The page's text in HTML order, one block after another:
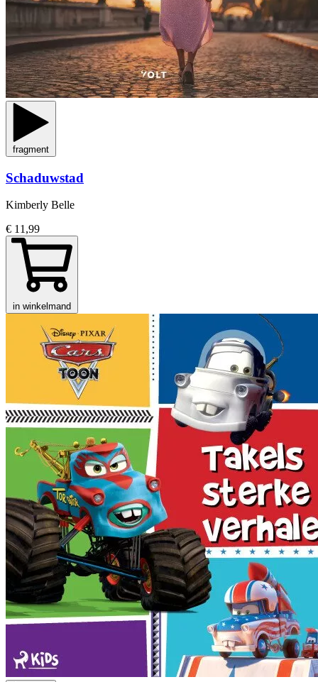
fragment
Schaduwstad
Kimberly Belle
€ 11,99
in winkelmand